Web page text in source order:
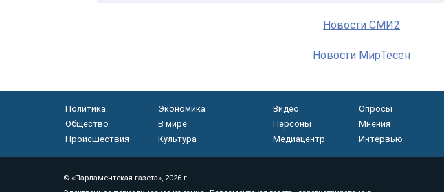
Новости СМИ2
Новости МирТесен
Политика
Экономика
Общество
В мире
Происшествия
Культура
Видео Опросы
Персоны
Мнения
Медиацентр
Интервью
© «Парламентская газета», 2026 г.